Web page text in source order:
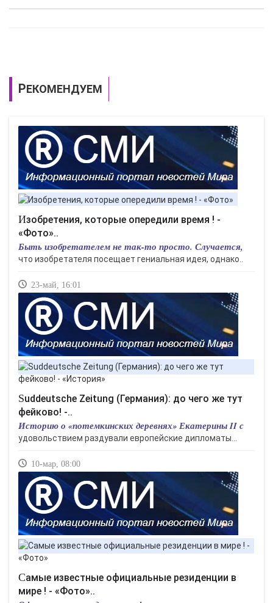
РЕКОМЕНДУЕМ
Изобретения, которые опередили время ! -
«Фото»..
Быть изобретателем не так-то просто. Случается,
что изобретателя посещает гениальная идея, однако..
23-май, 16:01
Suddeutsche Zeitung (Германия): до чего же тут
фейково! -..
Историю о «потемкинских деревнях» Екатерины II с
удовольствием раздували европейские дипломаты...
10-мар, 08:00
Самые известные официальные резиденции в
мире ! - «Фото»..